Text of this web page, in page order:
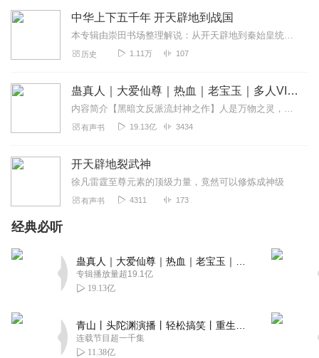
中华上下五千年 开天辟地到战国
本专辑由崇田书场整理解说：从开天辟地到秦始皇统一六国。1、夏朝：约公元前2029年-约公元前1559年，共计：471年2、商朝：约公元前1559年-约公元前10...
历史 1.11万 107
蛊真人｜大爱仙尊｜热血｜老宝玉｜多人VIP免费有声剧
内容简介【黑暗文反派流封神之作】人是万物之灵，蛊是天地真精。一个穿越者不断重生的故事。一个养蛊、炼蛊、用蛊的奇特世界。配音组（男角色）老宝玉旁白...
有声书 19.13亿 3434
开天辟地裂武神
徐凡雷霆至尊元素的顶级力量，竟然可以修炼成神级
有声书 4311 173
经典必听
专辑播放量超19.1亿
19.13亿
连载节目超一千集
11.38亿